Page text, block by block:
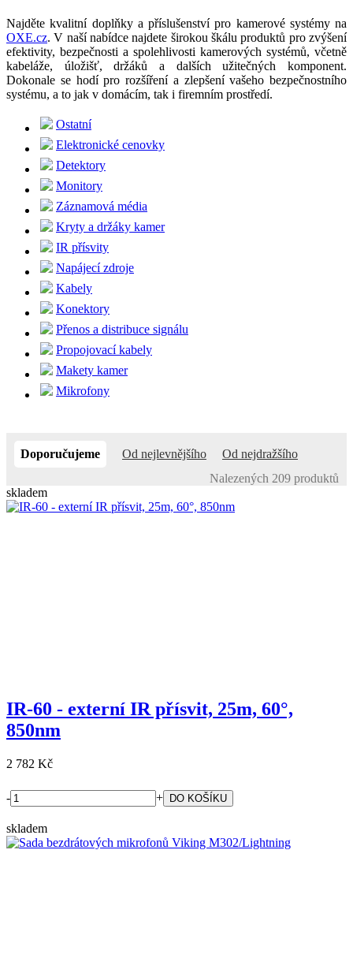
Najděte kvalitní doplňky a příslušenství pro kamerové systémy na
OXE.cz. V naší nabídce najdete širokou škálu produktů pro zvýšení
efektivity, bezpečnosti a spolehlivosti kamerových systémů, včetně
kabeláže, úložišť, držáků a dalších užitečných komponent.
Dokonale se hodí pro rozšíření a zlepšení vašeho bezpečnostního
systému, a to jak v domácím, tak i firemním prostředí.
Ostatní
Elektronické cenovky
Detektory
Monitory
Záznamová média
Kryty a držáky kamer
IR přísvity
Napájecí zdroje
Kabely
Konektory
Přenos a distribuce signálu
Propojovací kabely
Makety kamer
Mikrofony
Doporučujeme Od nejlevnějšího
Od nejdražšího
Nalezených 209 produktů
skladem
IR-60 - externí IR přísvit, 25m, 60°,
850nm
2 782 Kč
- +
skladem